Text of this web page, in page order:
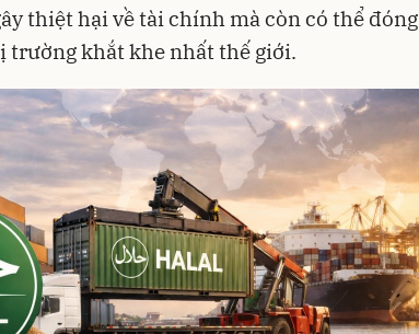
thiệt hại về tài chính mà còn có thể đóng
trường khắt khe nhất thế giới.